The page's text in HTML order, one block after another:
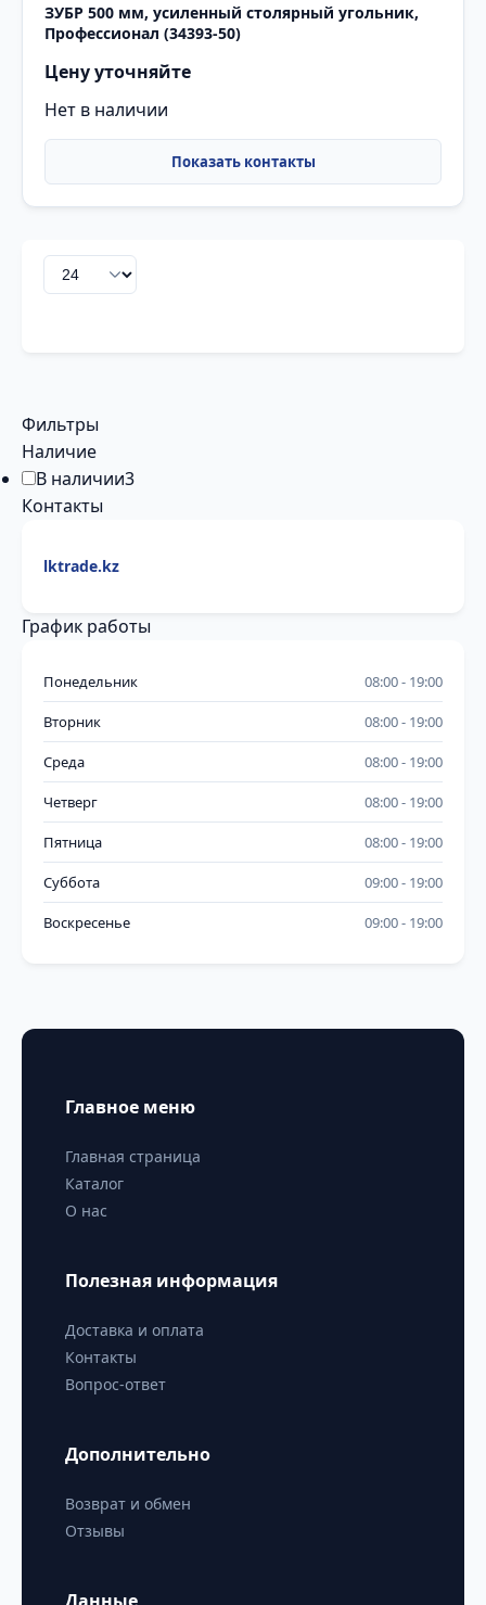
ЗУБР 500 мм, усиленный столярный угольник,
Профессионал (34393-50)
Цену уточняйте
Нет в наличии
Фильтры
Наличие
В наличии3
Контакты
lktrade.kz
График работы
Понедельник 08:00 19:00
Вторник 08:00 19:00
Среда 08:00 19:00
Четверг 08:00 19:00
Пятница 08:00 19:00
Суббота 09:00 19:00
Воскресенье 09:00 19:00
Главное меню
Главная страница
Каталог
О нас
Полезная информация
Доставка и оплата
Контакты
Вопрос-ответ
Дополнительно
Возврат и обмен
Отзывы
Данные